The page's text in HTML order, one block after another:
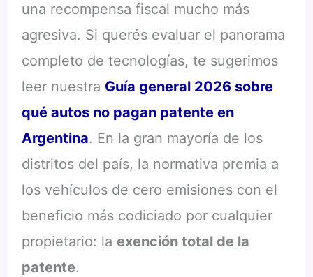
una recompensa fiscal mucho más
agresiva. Si querés evaluar el panorama
completo de tecnologías, te sugerimos
leer nuestra Guía general 2026 sobre
qué autos no pagan patente en
Argentina. En la gran mayoría de los
distritos del país, la normativa premia a
los vehículos de cero emisiones con el
beneficio más codiciado por cualquier
propietario: la exención total de la
patente.